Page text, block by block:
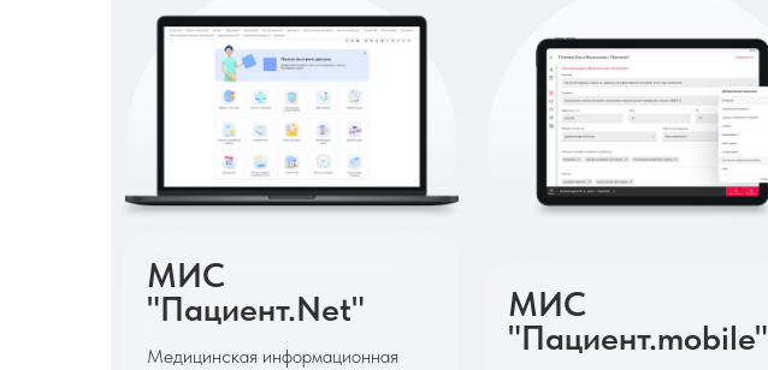
МИС
"Пациент.Net"
Медицинская информационная
МИС
"Пациент.mobile"